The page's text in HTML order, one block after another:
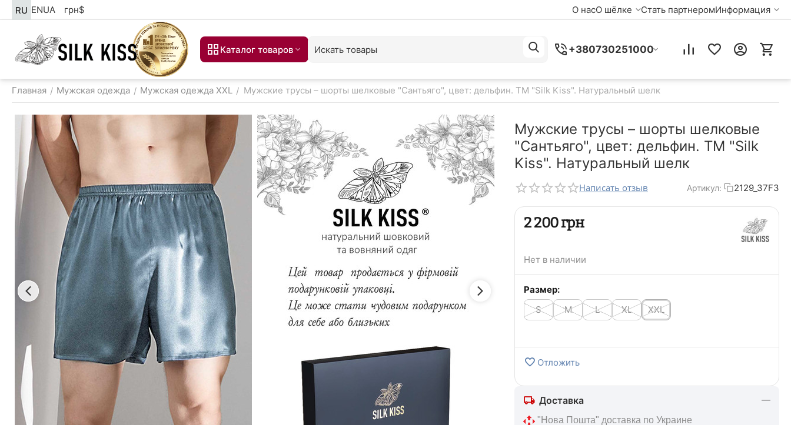
RU ENUA грн$ О насО шёлке Стать партнеромИнформация
Каталог товаров +380730251000
Главная / Мужская одежда / Мужская одежда XXL / Мужские трусы – шорты шелковые "Сантьяго", цвет: дельфин. TM "Silk Kiss". Натуральный шелк
Мужские трусы – шорты шелковые
"Сантьяго", цвет: дельфин. TM "Silk
Kiss". Натуральный шелк
Написать отзыв Артикул: 2129_37F3
‍2 200‍грн
Нет в наличии
Размер:
S
M L XL XXL
Отложить
Доставка
"Нова Пошта" доставка по Украине